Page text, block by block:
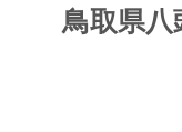
鳥取県